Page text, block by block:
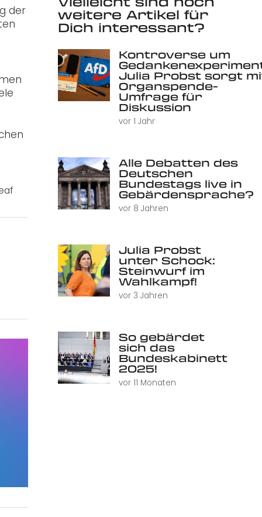
der
weitere Artikel für
Dich interessant?
Kontroverse um
Julia Probst sorgt
Organspende-
Umfrage für
Diskussion
vor 1 Jahr
Alle Debatten des
Deutschen
Bundestags live in
Gebärdensprache?
vor 8 Jahren
Julia Probst
unter Schock:
Steinwurf im
Wahlkampf!
vor 3 Jahren
So gebärdet
sich das
Bundeskabinett
2025!
vor 11 Monaten